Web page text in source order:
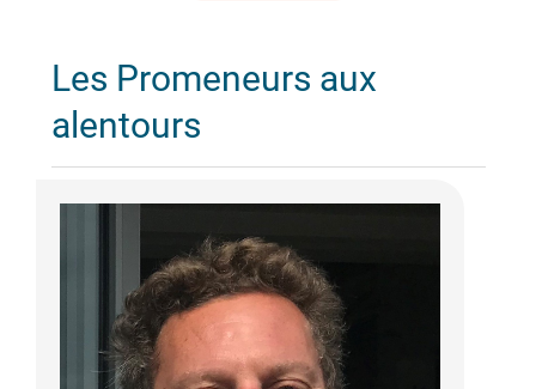
Les Promeneurs aux
alentours